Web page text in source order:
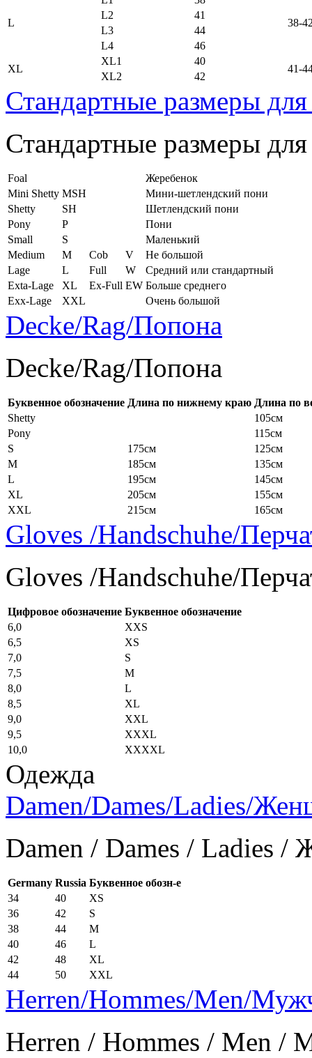
L
38-
L2
41
L3
44
L4
46
XL
XL1 40
41-
XL2 42
Стандартные размеры
Стандартные размеры
Foal
Жеребенок
Mini Shetty MSH
Мини-шетлендский пони
Shetty
SH
Шетлендский пони
Pony
P
Пони
Small
S
Маленький
Medium
M Cob V
Не большой
Lage
L Full W
Средний или стандартный
Exta-Lage
XL Ex-Full EW Больше среднего
Exx-Lage
XXL Очень большой
Decke/Rag/Попона
Decke/Rag/Попона
Буквенное обозначение Длина по нижнему краю Длина по
Shetty
105см
Pony
115см
S
175см
125см
M
185см
135см
L
195см
145см
XL
205см
155см
XXL
215см 165см
Gloves /Handschuhe/
Gloves /Handschuhe/
Цифровое обозначение Буквенное обозначение
6,0
XXS
6,5
XS
7,0
S
7,5
M
8,0
L
8,5
XL
9,0
XXL
9,5
XXXL
10,0
XXXXL
Одежда
Damen/Dames/Ladies/
Damen / Dames / Ladies
Germany Russia Буквенное обозн-е
34
40
XS
36
42
S
38
44
M
40
46
L
42
48
XL
44
50 XXL
Herren/Hommes/Men/
Herren / Hommes / Men /